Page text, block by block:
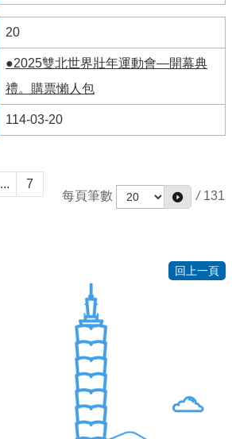
20
●2025雙北世界壯年運動會—開幕典
禮。購票懶人包
114-03-20
...
7
每頁筆數
/ 131
回上一頁